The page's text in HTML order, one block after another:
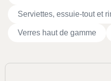
Serviettes, essuie-tout et
Verres haut de gamme